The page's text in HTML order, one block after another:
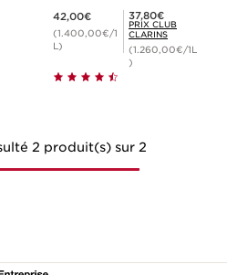
42,00€
(1.400,00€/1
L)
Prix Club Clarins 37,80€
37,80€
PRIX CLUB
CLARINS
(1.260,00€/1L
)
2 produit(s) sur 2